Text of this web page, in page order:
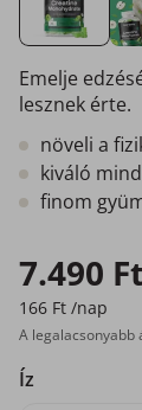
Emelje
lesznek érte.
növeli a
kiváló
finom
7.490
166 Ft /nap
A legalacsonyabb
Íz